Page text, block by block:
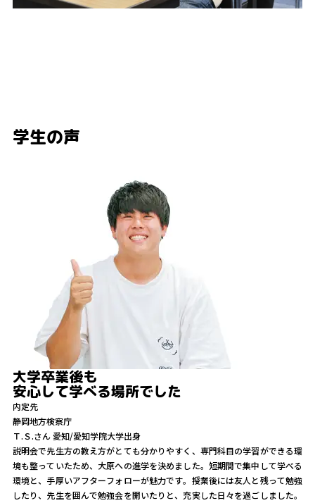
学生の声
大学卒業後も
安心して学べる場所でした
内定先
静岡地方検察庁
Ｔ.Ｓ.さん 愛知/愛知学院大学出身
説明会で先生方の教え方がとても分かりやすく、専門科目の学習ができる環
境も整っていたため、大原への進学を決めました。短期間で集中して学べる
環境と、手厚いアフターフォローが魅力です。授業後には友人と残って勉強
したり、先生を囲んで勉強会を開いたりと、充実した日々を過ごしました。